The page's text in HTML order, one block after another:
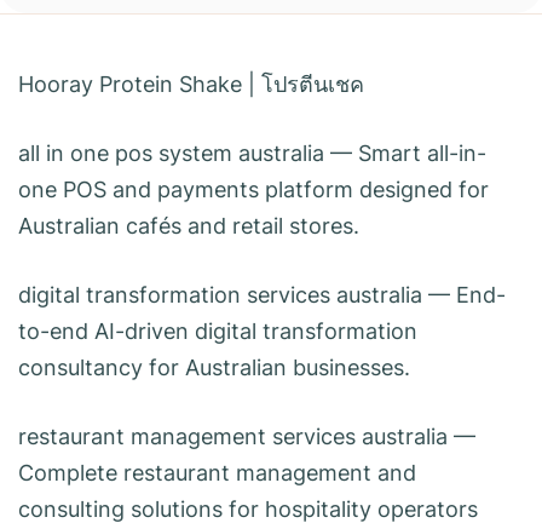
Hooray Protein Shake โปรตีนเชค
all in one pos system australia — Smart all-in-
one POS and payments platform designed for
Australian cafés and retail stores.
digital transformation services australia — End-
to-end AI-driven digital transformation
consultancy for Australian businesses.
restaurant management services australia —
Complete restaurant management and
consulting solutions for hospitality operators